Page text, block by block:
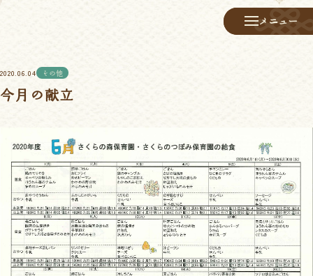
メニュー
メニュー
2020.06.04 その他
今月の献立